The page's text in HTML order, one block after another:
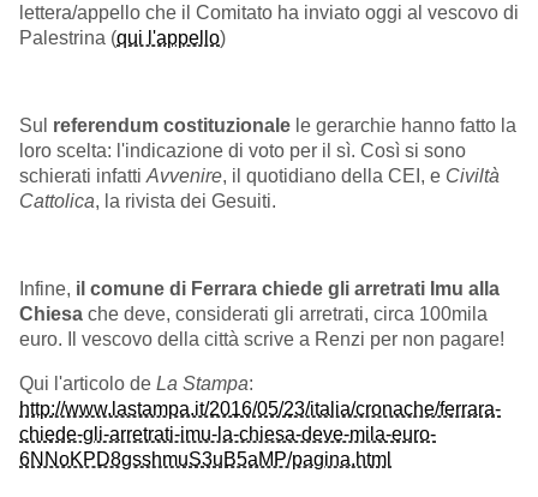
lettera/appello che il Comitato ha inviato oggi al vescovo di
Palestrina (qui l'appello)
Sul referendum costituzionale le gerarchie hanno fatto la
loro scelta: l'indicazione di voto per il sì. Così si sono
schierati infatti Avvenire, il quotidiano della CEI, e Civiltà
Cattolica, la rivista dei Gesuiti.
Infine, il comune di Ferrara chiede gli arretrati Imu alla
Chiesa che deve, considerati gli arretrati, circa 100mila
euro. Il vescovo della città scrive a Renzi per non pagare!
Qui l'articolo de La Stampa:
http://www.lastampa.it/2016/05/23/italia/cronache/ferrara-
chiede-gli-arretrati-imu-la-chiesa-deve-mila-euro-
6NNoKPD8gsshmuS3uB5aMP/pagina.html